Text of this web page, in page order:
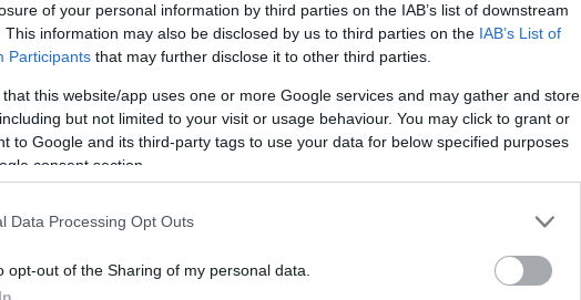
of your personal information by third parties on the IAB’s list of downstream
This information may also be disclosed by us to third parties on the IAB’s List of
Participants that may further disclose it to other third parties.
that this website/app uses one or more Google services and may gather and store
but not limited to your visit or usage behaviour. You may click to grant or
to Google and its third-party tags to use your data for below specified purposes
consent section.
Data Processing Opt Outs
opt-out of the Sharing of my personal data.
Sodró Eliza: "Színészként a katarzist nem
tudjuk garantálni"
„Ilyen rendkívüli és teljesen egyedi helyzettel
még nem kellett szembenéznünk.”